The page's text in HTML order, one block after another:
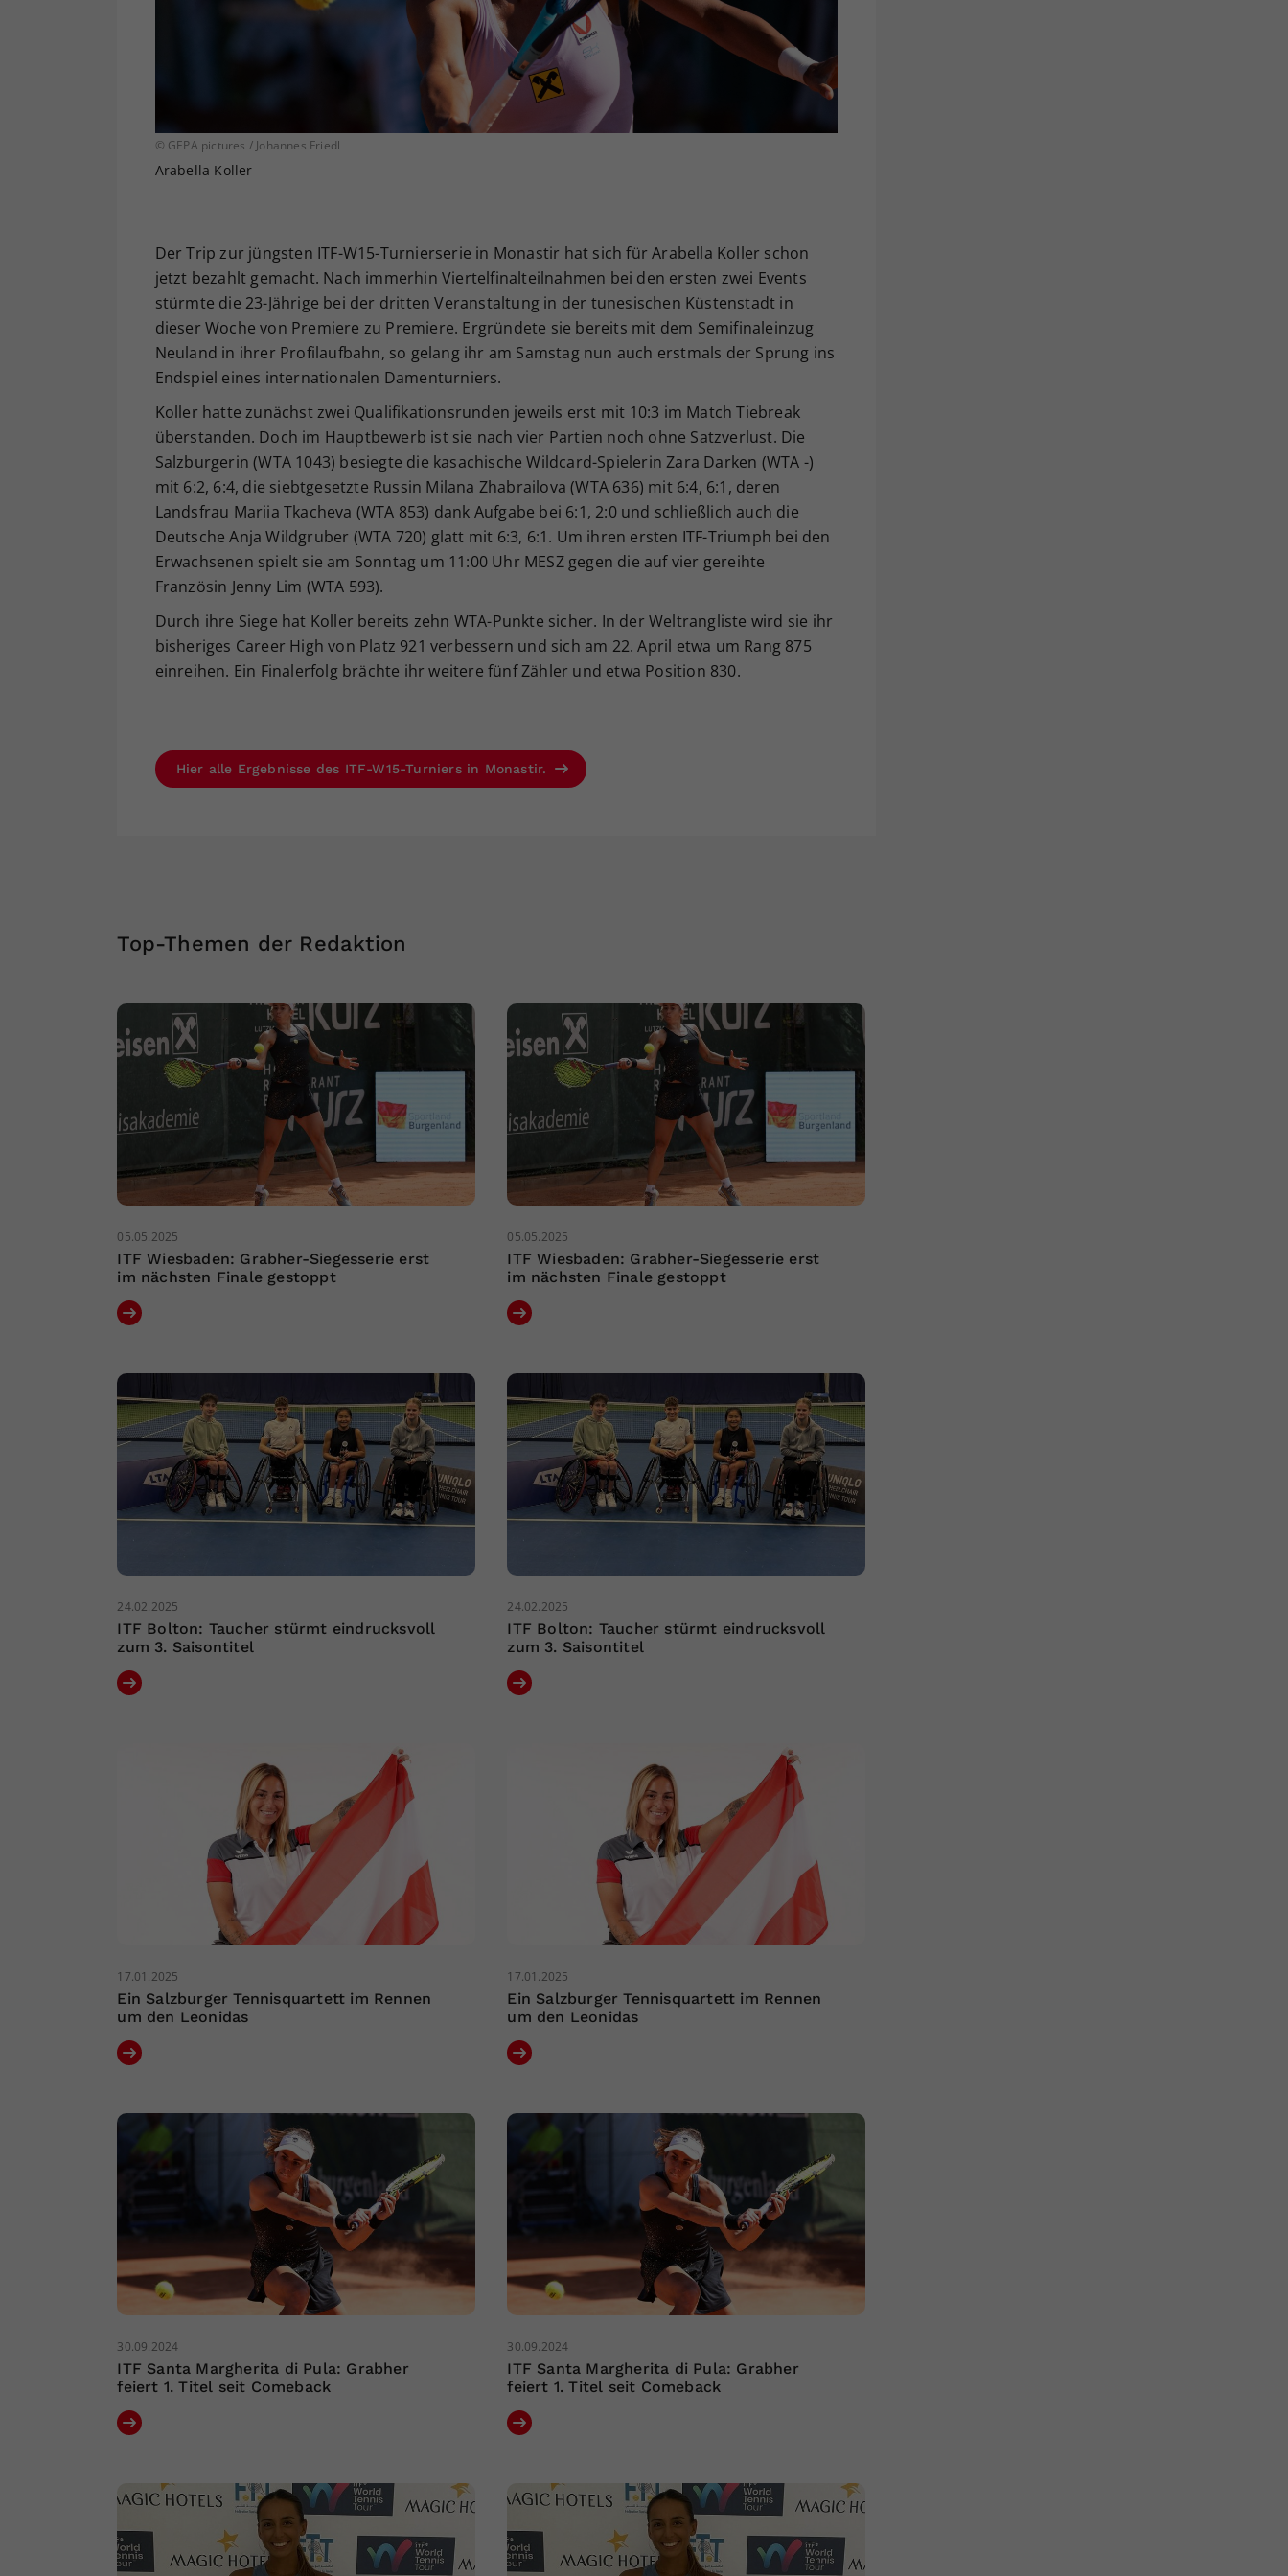
© GEPA pictures / Johannes Friedl
Arabella Koller
Der Trip zur jüngsten ITF-W15-Turnierserie in Monastir hat sich für Arabella Koller schon
jetzt bezahlt gemacht. Nach immerhin Viertelfinalteilnahmen bei den ersten zwei Events
stürmte die 23-Jährige bei der dritten Veranstaltung in der tunesischen Küstenstadt in
dieser Woche von Premiere zu Premiere. Ergründete sie bereits mit dem Semifinaleinzug
Neuland in ihrer Profilaufbahn, so gelang ihr am Samstag nun auch erstmals der Sprung ins
Endspiel eines internationalen Damenturniers.
Koller hatte zunächst zwei Qualifikationsrunden jeweils erst mit 10:3 im Match Tiebreak
überstanden. Doch im Hauptbewerb ist sie nach vier Partien noch ohne Satzverlust. Die
Salzburgerin (WTA 1043) besiegte die kasachische Wildcard-Spielerin Zara Darken (WTA -)
mit 6:2, 6:4, die siebtgesetzte Russin Milana Zhabrailova (WTA 636) mit 6:4, 6:1, deren
Landsfrau Mariia Tkacheva (WTA 853) dank Aufgabe bei 6:1, 2:0 und schließlich auch die
Deutsche Anja Wildgruber (WTA 720) glatt mit 6:3, 6:1. Um ihren ersten ITF-Triumph bei den
Erwachsenen spielt sie am Sonntag um 11:00 Uhr MESZ gegen die auf vier gereihte
Französin Jenny Lim (WTA 593).
Durch ihre Siege hat Koller bereits zehn WTA-Punkte sicher. In der Weltrangliste wird sie ihr
bisheriges Career High von Platz 921 verbessern und sich am 22. April etwa um Rang 875
einreihen. Ein Finalerfolg brächte ihr weitere fünf Zähler und etwa Position 830.
Hier alle Ergebnisse des ITF-W15-Turniers in Monastir.
Top-Themen der Redaktion
05.05.2025
ITF Wiesbaden: Grabher-Siegesserie erst
im nächsten Finale gestoppt
05.05.2025
ITF Wiesbaden: Grabher-Siegesserie erst
im nächsten Finale gestoppt
24.02.2025
ITF Bolton: Taucher stürmt eindrucksvoll
zum 3. Saisontitel
24.02.2025
ITF Bolton: Taucher stürmt eindrucksvoll
zum 3. Saisontitel
17.01.2025
Ein Salzburger Tennisquartett im Rennen
um den Leonidas
17.01.2025
Ein Salzburger Tennisquartett im Rennen
um den Leonidas
30.09.2024
ITF Santa Margherita di Pula: Grabher
feiert 1. Titel seit Comeback
30.09.2024
ITF Santa Margherita di Pula: Grabher
feiert 1. Titel seit Comeback
Ihrer vorgenommen Einstellungen, falls der
Webseiten-Betreiber dies eingestellt hat.